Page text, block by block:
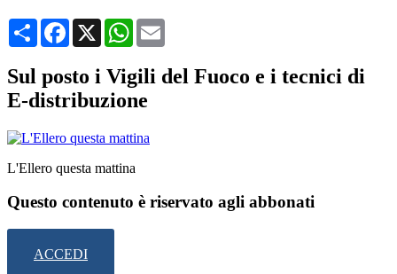
CondividiFacebook
X WhatsApp
Sul posto i Vigili del Fuoco e i tecnici di
E-distribuzione
L'Ellero questa mattina
Questo contenuto è riservato agli abbonati
ACCEDI